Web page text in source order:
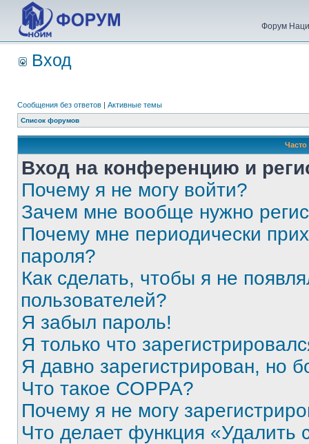
Форум
Вход
Сообщения без ответов | Активные темы
Список форумов
Вход на конференцию и
Почему я не могу войти?
Зачем мне вообще нужно
Почему мне периодически
пароля?
Как сделать, чтобы я не
пользователей?
Я забыл пароль!
Я только что
Я давно зарегистрирован, но
Что такое COPPA?
Почему я не могу
Что делает функция «Удалить